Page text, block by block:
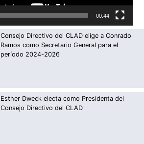
00:44
Consejo Directivo del CLAD elige a Conrado
Ramos como Secretario General para el
período 2024-2026
Esther Dweck electa como Presidenta del
Consejo Directivo del CLAD